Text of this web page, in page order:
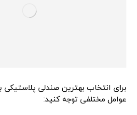
برای انتخاب بهترین صندلی پلاستیکی
عوامل مختلفی توجه کنید: